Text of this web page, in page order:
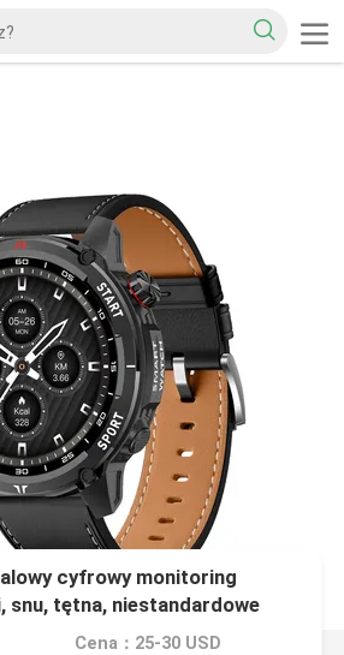
cyfrowy monitoring
snu, tętna, niestandardowe
dzwoniącego Stratos
Cena：25-30 USD